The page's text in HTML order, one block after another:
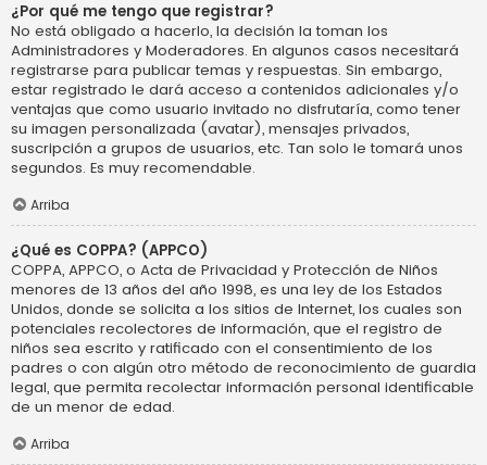
¿Por qué me tengo que registrar?
No está obligado a hacerlo, la decisión la toman los
Administradores y Moderadores. En algunos casos necesitará
registrarse para publicar temas y respuestas. Sin embargo,
estar registrado le dará acceso a contenidos adicionales y/o
ventajas que como usuario invitado no disfrutaría, como tener
su imagen personalizada (avatar), mensajes privados,
suscripción a grupos de usuarios, etc. Tan solo le tomará unos
segundos. Es muy recomendable.
Arriba
¿Qué es COPPA? (APPCO)
COPPA, APPCO, o Acta de Privacidad y Protección de Niños
menores de 13 años del año 1998, es una ley de los Estados
Unidos, donde se solicita a los sitios de Internet, los cuales son
potenciales recolectores de información, que el registro de
niños sea escrito y ratificado con el consentimiento de los
padres o con algún otro método de reconocimiento de guardia
legal, que permita recolectar información personal identificable
de un menor de edad.
Arriba